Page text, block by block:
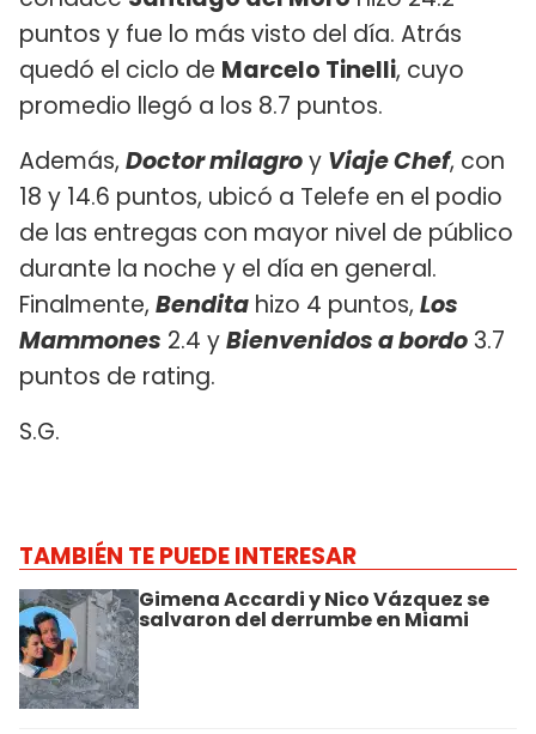
puntos y fue lo más visto del día. Atrás
quedó el ciclo de Marcelo Tinelli, cuyo
promedio llegó a los 8.7 puntos.
Además, Doctor milagroy Viaje Chef, con
18 y 14.6 puntos, ubicó a Telefe en el podio
de las entregas con mayor nivel de público
durante la noche y el día en general.
Finalmente, Bendita hizo 4 puntos, Los
Mammones 2.4 yBienvenidos a bordo 3.7
puntos de rating.
S.G.
TAMBIÉN TE PUEDE INTERESAR
Gimena Accardi y Nico Vázquez se
salvaron del derrumbe en Miami